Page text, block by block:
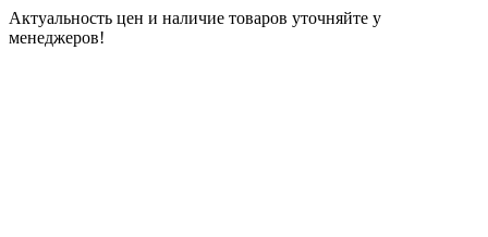
Актуальность цен и наличие товаров уточняйте у
менеджеров!